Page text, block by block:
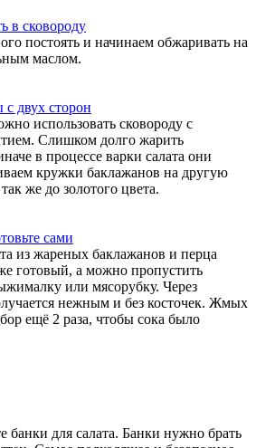
постоять и начинаем обжаривать на
маслом.
использовать сковороду с
Слишком долго жарить
в процессе варки салата они
кружки баклажанов на другую
же до золотого цвета.
из жареных баклажанов и перца
готовый, а можно пропустить
или мясорубку. Через
нежным и без косточек. Жмых
ещё 2 раза, чтобы сока было
банки для салата. Банки нужно брать